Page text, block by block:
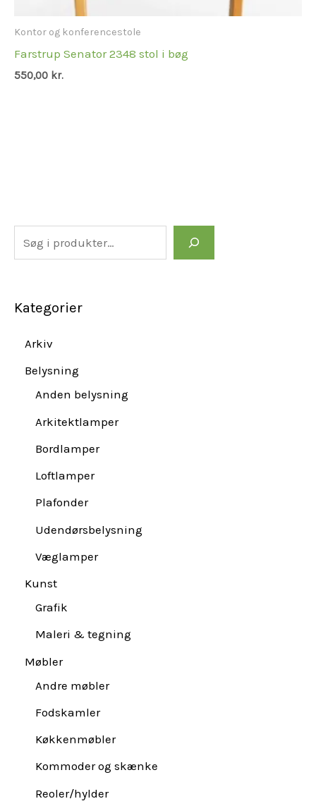
Kategorier
Arkiv
Belysning
Anden belysning
Arkitektlamper
Bordlamper
Loftlamper
Plafonder
Udendørsbelysning
Væglamper
Kunst
Grafik
Maleri & tegning
Møbler
Andre møbler
Fodskamler
Køkkenmøbler
Kommoder og skænke
Reoler/hylder
Kontor og konferencestole
Farstrup Senator 2348 stol i bøg
550,00 kr.